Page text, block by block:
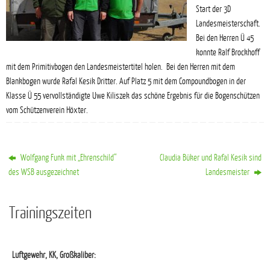
Start der 3D
Landesmeisterschaft.
Bei den Herren Ü 45
konnte Ralf Brockhoff
mit dem Primitivbogen den Landesmeistertitel holen. Bei den Herren mit dem
Blankbogen wurde Rafal Kesik Dritter. Auf Platz 5 mit dem Compoundbogen in der
Klasse Ü 55 vervollständigte Uwe Kiliszek das schöne Ergebnis für die Bogenschützen
vom Schützenverein Höxter.
Wolfgang Funk mit „Ehrenschild“
des WSB ausgezeichnet
Claudia Büker und Rafal Kesik sind
Landesmeister
Trainingszeiten
Luftgewehr, KK, Großkaliber: